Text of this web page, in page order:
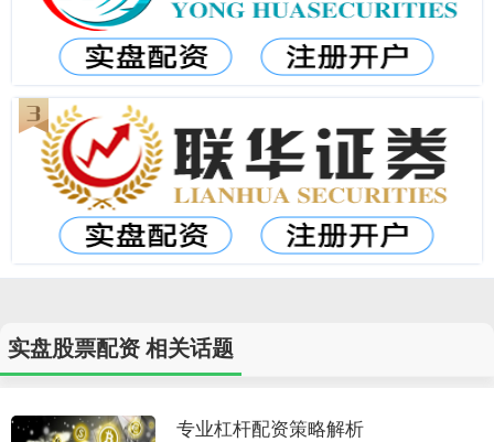
实盘股票配资 相关话题
专业杠杆配资策略解析